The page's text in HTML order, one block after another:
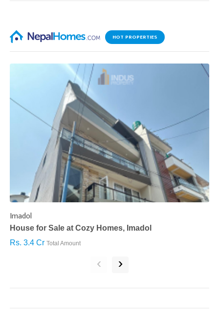
HOT PROPERTIES
Imadol
House for Sale at Cozy Homes, Imadol
Rs. 3.4 Cr Total Amount
‹ ›